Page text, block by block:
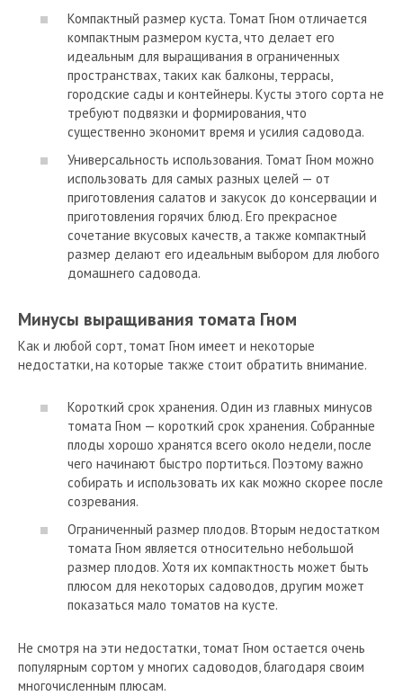
Компактный размер куста. Томат Гном отличается
компактным размером куста, что делает его
идеальным для выращивания в ограниченных
пространствах, таких как балконы, террасы,
городские сады и контейнеры. Кусты этого сорта не
требуют подвязки и формирования, что
существенно экономит время и усилия садовода.
Универсальность использования. Томат Гном можно
использовать для самых разных целей — от
приготовления салатов и закусок до консервации и
приготовления горячих блюд. Его прекрасное
сочетание вкусовых качеств, а также компактный
размер делают его идеальным выбором для любого
домашнего садовода.
Минусы выращивания томата Гном
Как и любой сорт, томат Гном имеет и некоторые
недостатки, на которые также стоит обратить внимание.
Короткий срок хранения. Один из главных минусов
томата Гном — короткий срок хранения. Собранные
плоды хорошо хранятся всего около недели, после
чего начинают быстро портиться. Поэтому важно
собирать и использовать их как можно скорее после
созревания.
Ограниченный размер плодов. Вторым недостатком
томата Гном является относительно небольшой
размер плодов. Хотя их компактность может быть
плюсом для некоторых садоводов, другим может
показаться мало томатов на кусте.
Не смотря на эти недостатки, томат Гном остается очень
популярным сортом у многих садоводов, благодаря своим
многочисленным плюсам.